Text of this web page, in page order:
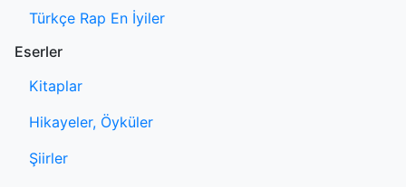
Türkçe Rap En İyiler
Eserler
Kitaplar
Hikayeler, Öyküler
Şiirler